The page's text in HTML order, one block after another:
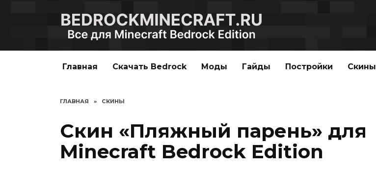
Главная Скачать Bedrock Моды Гайды Постройки Скины
ГЛАВНАЯ » СКИНЫ
Скин «Пляжный парень» для
Minecraft Bedrock Edition